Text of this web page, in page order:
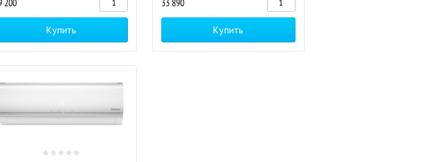
200
Купить
33 890
Купить